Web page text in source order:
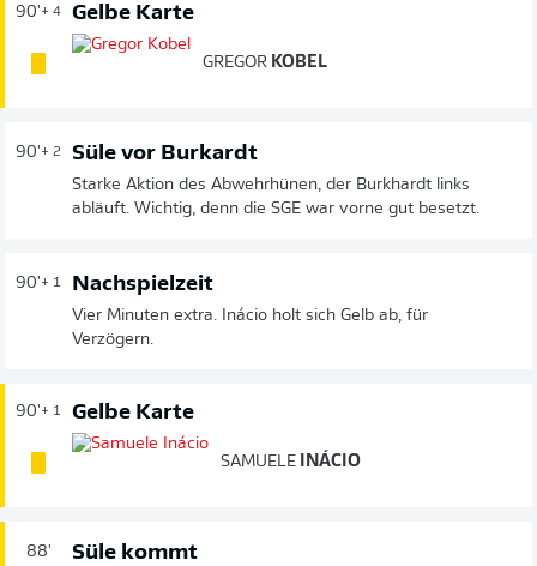
90'+ 4 Gelbe Karte
GREGOR KOBEL
90'+ 2 Süle vor Burkardt
Starke Aktion des Abwehrhünen, der Burkhardt links
abläuft. Wichtig, denn die SGE war vorne gut besetzt.
90'+ 1 Nachspielzeit
Vier Minuten extra. Inácio holt sich Gelb ab, für
Verzögern.
90'+ 1 Gelbe Karte
SAMUELE INÁCIO
88' Süle kommt